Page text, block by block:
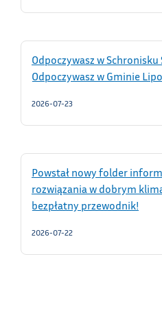
Odpoczywasz w Schronisku
Odpoczywasz w Gminie
2026-07-23
Powstał nowy folder
rozwiązania w dobrym
bezpłatny przewodnik!
2026-07-22